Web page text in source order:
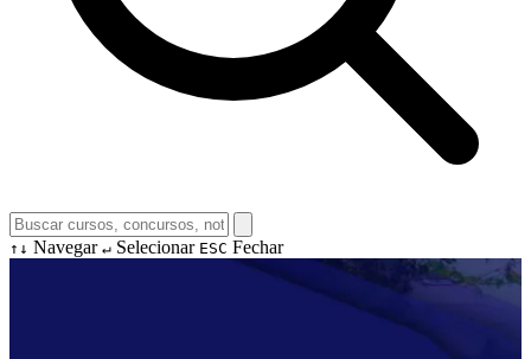
↑↓ Navegar ↵ Selecionar ESC Fechar